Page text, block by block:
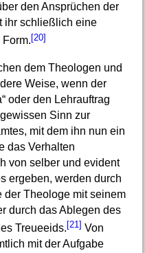
den Ansprüchen der
ihr schließlich eine
[20]
dem Theologen und
Weise, wenn der
oder den Lehrauftrag
Sinn zur
mit dem ihn nun ein
das Verhalten
von selber und evident
ergeben, werden durch
der Theologe mit seinem
durch das Ablegen des
Treueeids.[21] Von
mit der Aufgabe